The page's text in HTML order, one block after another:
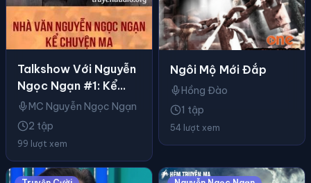
Talkshow Với Nguyễn
Ngọc Ngạn #1: Kể
Truyện Ma
MC Nguyễn Ngọc Ngạn
2 tập
99 lượt xem
Ngôi Mộ Mới Đắp
Hồng Đào
1 tập
54 lượt xem